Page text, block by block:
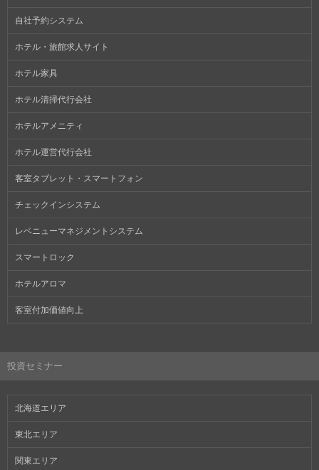
自社予約システム
ホテル・旅館求人サイト
ホテル家具
ホテル清掃代行会社
ホテルアメニティ
ホテル運営代行会社
客室タブレット・スマートフォン
チェックインシステム
レベニューマネジメントシステム
スマートロック
ホテルアロマ
客室付加価値向上
投資セミナー
北海道エリア
東北エリア
関東エリア